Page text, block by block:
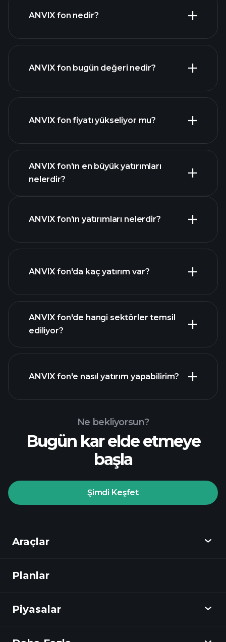
ANVIX fon nedir?
ANVIX fon bugün değeri nedir?
ANVIX fon fiyatı yükseliyor mu?
ANVIX fon'ın en büyük yatırımları
nelerdir?
buradan
ANVIX fon'ın yatırımları nelerdir?
buradan
ANVIX fon'da kaç yatırım var?
ANVIX fon'de hangi sektörler temsil
ediliyor?
ANVIX fon'e nasıl yatırım yapabilirim?
Ne bekliyorsun?
Bugün kar elde etmeye
başla
Şimdi Keşfet
Araçlar
Keşfet
Grafikler
Haberler
Planlar
Piyasalar